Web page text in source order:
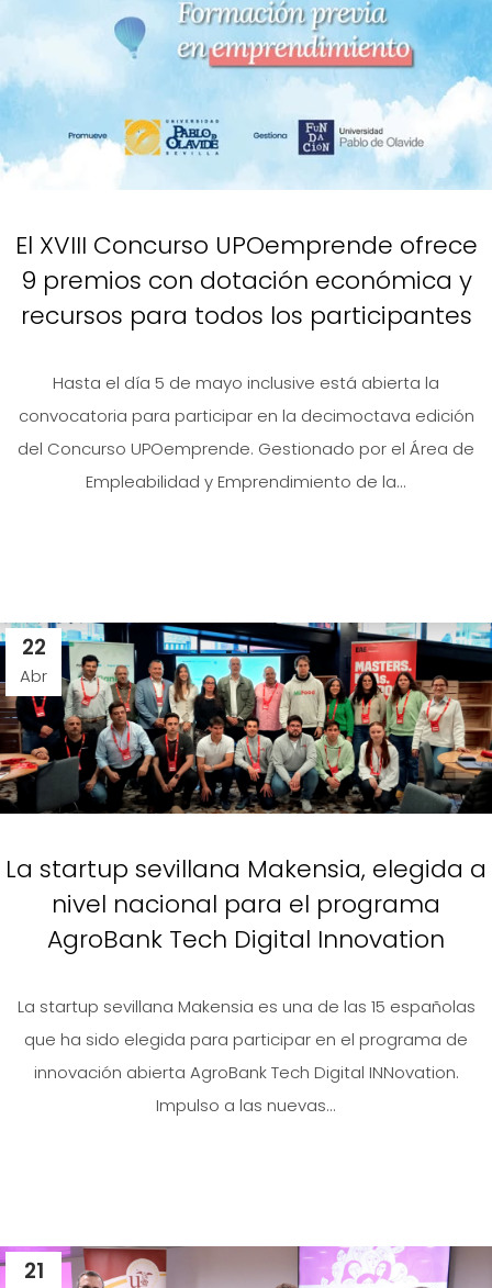
El XVIII Concurso UPOemprende ofrece
9 premios con dotación económica y
recursos para todos los participantes
Hasta el día 5 de mayo inclusive está abierta la
convocatoria para participar en la decimoctava edición
del Concurso UPOemprende. Gestionado por el Área de
Empleabilidad y Emprendimiento de la...
22
Abr
La startup sevillana Makensia, elegida a
nivel nacional para el programa
AgroBank Tech Digital Innovation
La startup sevillana Makensia es una de las 15 españolas
que ha sido elegida para participar en el programa de
innovación abierta AgroBank Tech Digital INNovation.
Impulso a las nuevas...
21